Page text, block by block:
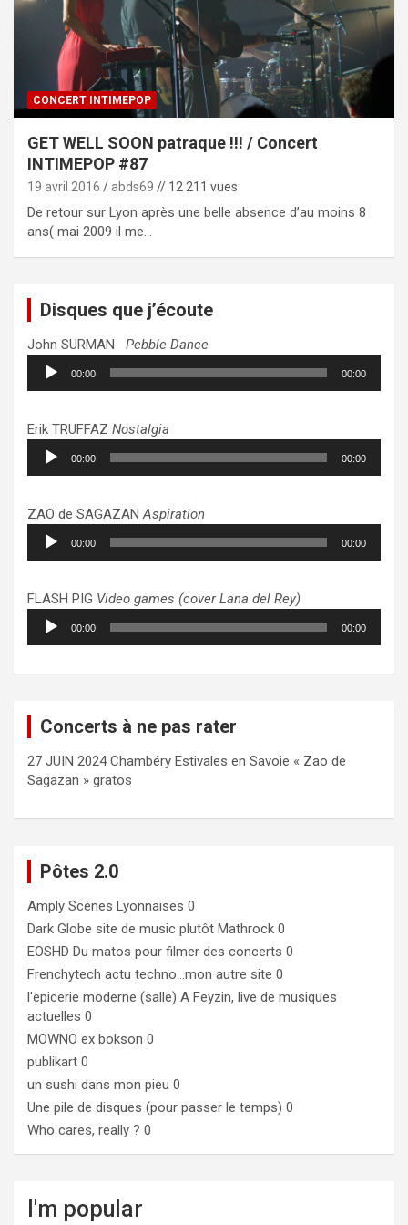
CONCERT INTIMEPOP
GET WELL SOON patraque !!! / Concert
INTIMEPOP #87
19 avril 2016 abds69 // 12 211 vues
De retour sur Lyon après une belle absence d’au moins 8
ans( mai 2009 il me…
Disques que j’écoute
John SURMAN Pebble Dance
Lecteur
audio
00:00 00:00
Erik TRUFFAZ Nostalgia
Lecteur
audio
00:00 00:00
ZAO de SAGAZANAspiration
Lecteur
audio
00:00 00:00
FLASH PIG Video games (cover Lana del Rey)
Lecteur
audio
00:00 00:00
Concerts à ne pas rater
27 JUIN 2024 Chambéry Estivales en Savoie « Zao de
Sagazan » gratos
Pôtes 2.0
Amply Scènes Lyonnaises 0
Dark Globe site de music plutôt Mathrock 0
EOSHD Du matos pour filmer des concerts 0
Frenchytech actu techno…mon autre site 0
l'epicerie moderne (salle) A Feyzin, live de musiques
actuelles 0
MOWNO ex bokson 0
publikart 0
un sushi dans mon pieu 0
Une pile de disques (pour passer le temps) 0
Who cares, really ? 0
I'm popular